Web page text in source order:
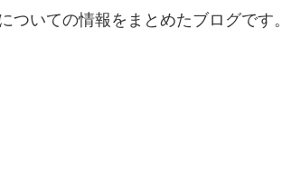
ついての情報をまとめたブログです。